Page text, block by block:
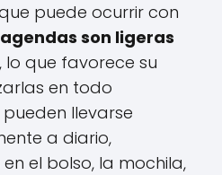
puede ocurrir con
son ligeras
, lo que favorece su
en todo
llevarse
a diario,
el bolso, la mochila,